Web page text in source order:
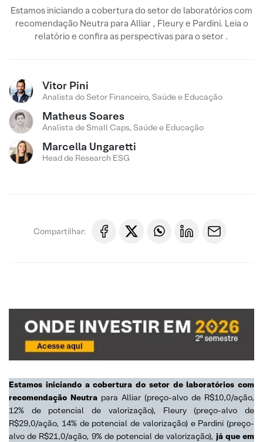
Estamos iniciando a cobertura do setor de laboratórios com
recomendação Neutra para Alliar , Fleury e Pardini. Leia o
relatório e confira as perspectivas para o setor .
Vitor Pini
Analista do Setor Financeiro, Saúde e Educação
Matheus Soares
Analista de Small Caps, Saúde e Educação
Marcella Ungaretti
Head de Research ESG
Compartilhar:
Estamos iniciando a cobertura do setor de laboratórios com
recomendação Neutra para Alliar (preço-alvo de R$10,0/ação,
12% de potencial de valorização), Fleury (preço-alvo de
R$29,0/ação, 14% de potencial de valorização) e Pardini (preço-
alvo de R$21,0/ação, 9% de potencial de valorização), já que em